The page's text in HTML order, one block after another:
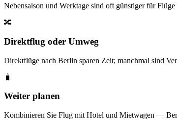
Nebensaison und Werktage sind oft günstiger für
🔀
Direktflug oder Umweg
Direktflüge nach Berlin sparen Zeit; manchmal sind
🧳
Weiter planen
Kombinieren Sie Flug mit Hotel und Mietwagen —